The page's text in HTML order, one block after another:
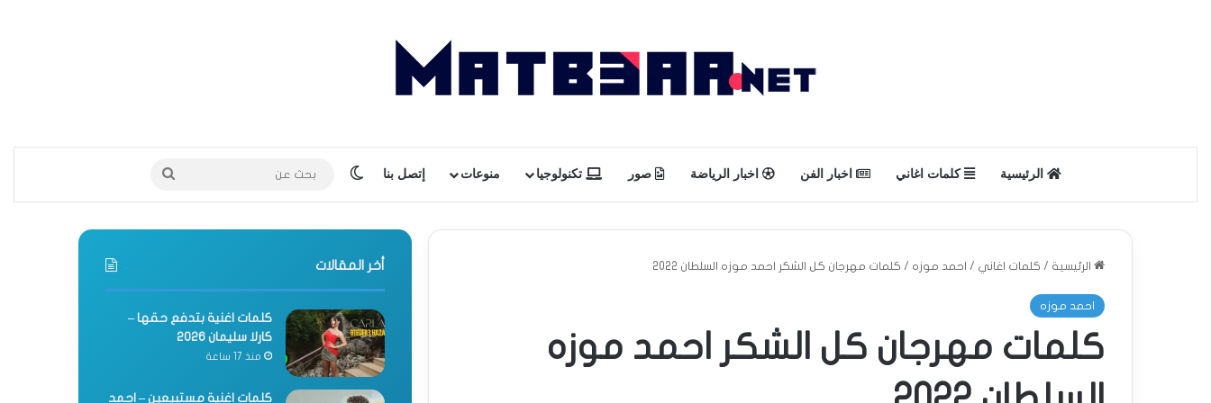
الرئيسية كلمات اغاني اخبار الفن اخبار الرياضة صور تكنولوجيا منوعات إتصل بنا الوضع المظلم بحث
عن
الرئيسية / كلمات اغاني / احمد موزه / كلمات مهرجان كل الشكر احمد موزه السلطان 2022
احمد موزه
كلمات مهرجان كل الشكر احمد موزه
أخر المقالات
كلمات اغنية بتدفع حقها –
كارلا سليمان 2026
منذ 17 ساعة
كلمات اغنية مستبيعين – احمد